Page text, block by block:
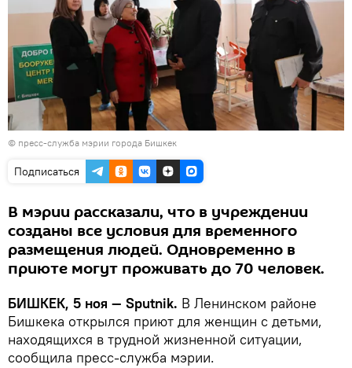
© пресс-служба мэрии города Бишкек
Подписаться
В мэрии рассказали, что в учреждении
созданы все условия для временного
размещения людей. Одновременно в
приюте могут проживать до 70 человек.
БИШКЕК, 5 ноя — Sputnik. В Ленинском районе
Бишкека открылся приют для женщин с детьми,
находящихся в трудной жизненной ситуации,
сообщила пресс-служба мэрии.